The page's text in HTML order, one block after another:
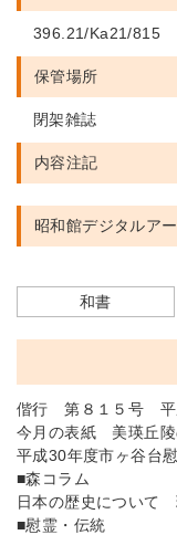
396.21/Ka21/815
保管場所
閉架雑誌
内容注記
昭和館デジタルア
和書
偕行 第８１５号 平
今月の表紙 美瑛丘陵
平成30年度市ヶ谷台
■森コラム
日本の歴史について
■慰霊・伝統